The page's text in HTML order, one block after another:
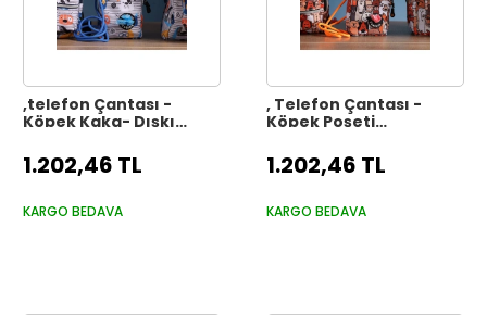
,telefon Çantası -
Köpek Kaka- Dışkı
Telefonu Çantası
1.202,46 TL
KARGO BEDAVA
, Telefon Çantası -
Köpek Poşeti
Çantası
1.202,46 TL
KARGO BEDAVA